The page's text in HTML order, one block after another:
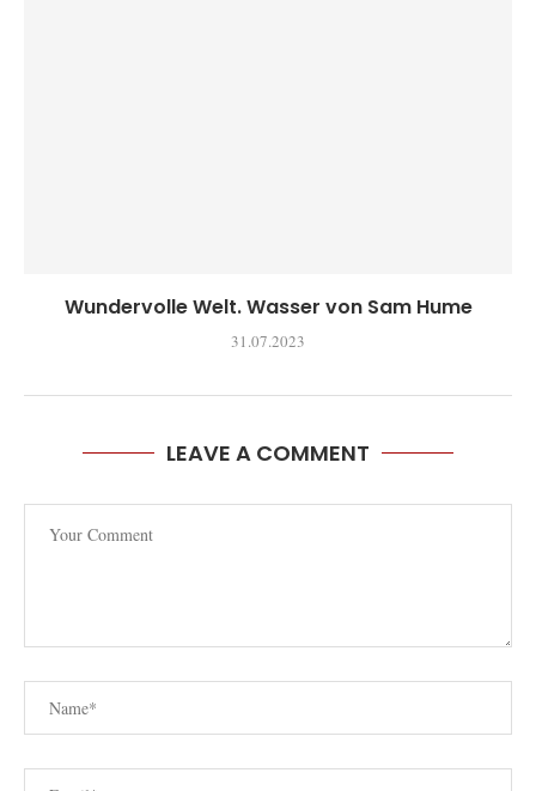
Wundervolle Welt. Wasser von Sam Hume
31.07.2023
LEAVE A COMMENT